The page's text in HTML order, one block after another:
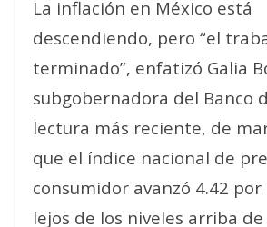
La inflación en México está
descendiendo, pero “el
terminado”, enfatizó Galia
subgobernadora del Banco
lectura más reciente, de
que el índice nacional de
consumidor avanzó 4.42
lejos de los niveles arriba